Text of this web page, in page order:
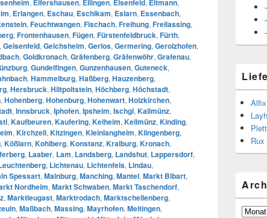
Elfershausen Ellingen Elsenfeld Eltmann
, Erlangen, Eschau, Eschlkam, Eslarn, Essenbach,
, Feuchtwangen, Fischach, Freihung, Freilassing,
, Frontenhausen, Fügen, Fürstenfeldbruck, Fürth,
, Geisenfeld, Gelchsheim, Gerlos, Germering, Gerolzhofen,
, Goldkronach, Gräfenberg, Gräfenwöhr, Grafenau,
, Gundelfingen, Gunzenhausen, Guteneck,
, Hammelburg, Haßberg, Hauzenberg,
, Hersbruck, Hiltpoltstein, Höchberg, Höchstadt,
, Hohenberg, Hohenburg, Hohenwart, Holzkirchen,
, Innsbruck, Iphofen, Ipsheim, Ischgl, Kallmünz,
, Kaufbeuren, Kaufering, Kelheim, Kellmünz, Kinding,
, Kirchzell, Kitzingen, Kleinlangheim, Klingenberg,
, Kößlarn, Kohlberg, Konstanz, Kraiburg, Kronach,
, Laaber, Lam, Landsberg, Landshut, Lappersdorf,
, Lichtenau, Lichtenfels, Lindau,
Spessart, Mainburg, Manching, Mantel, Markt Bibart,
Nordheim, Markt Schwaben, Markt Taschendorf,
, Marktleugast, Marktrodach, Marktschellenberg,
, Maßbach, Massing, Mayrhofen, Meitingen, Archiv